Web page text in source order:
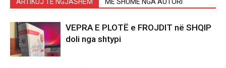
VEPRA E PLOTË e FROJDIT në SHQIP
doli nga shtypi